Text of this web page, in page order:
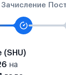
Зачисление
(SHU)
на